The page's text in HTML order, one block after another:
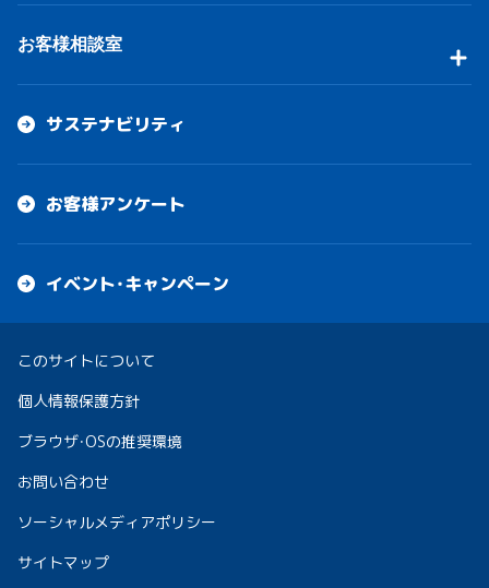
お客様相談室
サステナビリティ
お客様アンケート
イベント・キャンペーン
このサイトについて
個人情報保護方針
ブラウザ・OSの推奨環境
お問い合わせ
ソーシャルメディアポリシー
サイトマップ